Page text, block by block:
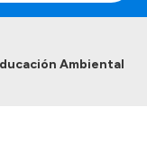
Ambiental